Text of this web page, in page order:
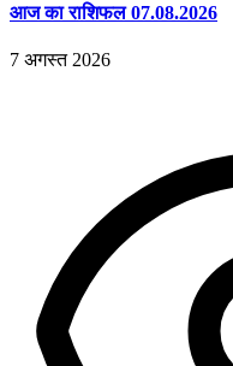
आज का राशिफल 07.08.2026
7 अगस्त 2026